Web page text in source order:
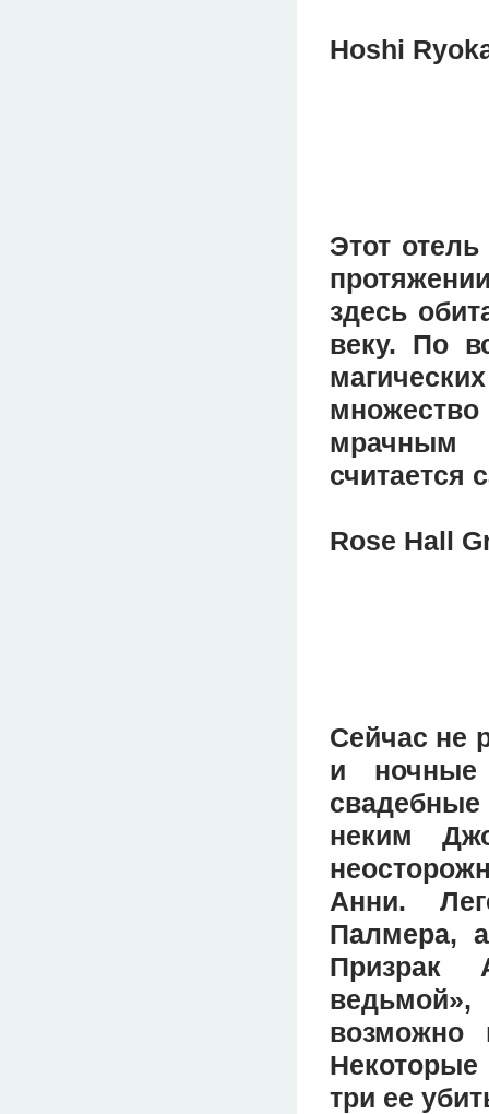
Hoshi
Этот
здесь
веку. По
мрачным
считается
Rose Hall
Сейчас не
и
неким
Анни.
Палмера,
Призрак
возможно
три ее